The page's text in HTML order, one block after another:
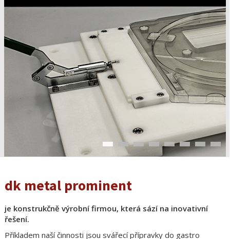
dk metal prominent
je konstrukčně výrobní firmou, která sází na inovativní
řešení.
Příkladem naší činnosti jsou svářecí přípravky do gastro